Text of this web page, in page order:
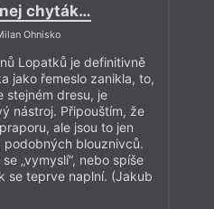
chyták…
Ohnisko
Lopatků je definitivně
jako řemeslo zanikla, to,
stejném dresu, je
nástroj. Připouštím, že
ale jsou to jen
blouznivců.
„vymyslí“, nebo spíše
se teprve naplní. (Jakub